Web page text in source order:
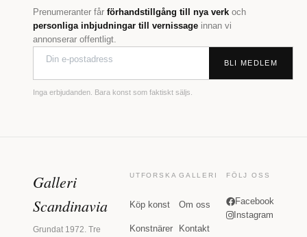
Prenumeranter får förhandstillgång till nya verk och
personliga inbjudningar till vernissage innan vi
annonserar offentligt.
BLI MEDLEM
Inga erbjudanden. Bara konst som faktiskt säljs.
Galleri
Scandinavia
Grundat 1972. Tre
UTFORSKA
Köp konst
Konstnärer
GALLERI
Om oss
Kontakt
FÖLJ OSS
Facebook
Instagram